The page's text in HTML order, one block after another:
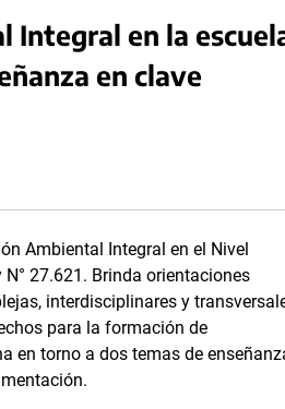
Integral en la
en clave
Ambiental Integral en el Nivel
27.621. Brinda orientaciones
interdisciplinares y
para la formación de
en torno a dos temas de